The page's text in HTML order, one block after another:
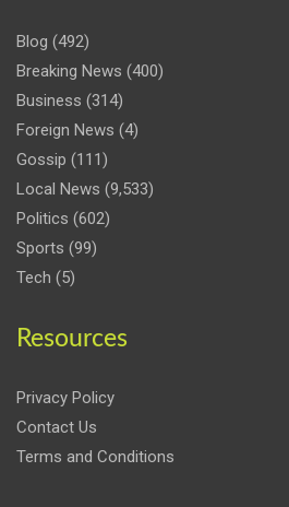
Blog (492)
Breaking News (400)
Business (314)
Foreign News (4)
Gossip (111)
Local News (9,533)
Politics (602)
Sports (99)
Tech (5)
Resources
Privacy Policy
Contact Us
Terms and Conditions